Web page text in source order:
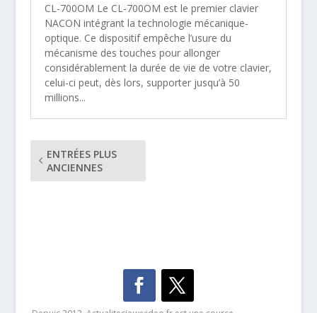
CL-700OM Le CL-700OM est le premier clavier
NACON intégrant la technologie mécanique-
optique. Ce dispositif empêche l’usure du
mécanisme des touches pour allonger
considérablement la durée de vie de votre clavier,
celui-ci peut, dès lors, supporter jusqu’à 50
millions...
ENTRÉES PLUS
ANCIENNES